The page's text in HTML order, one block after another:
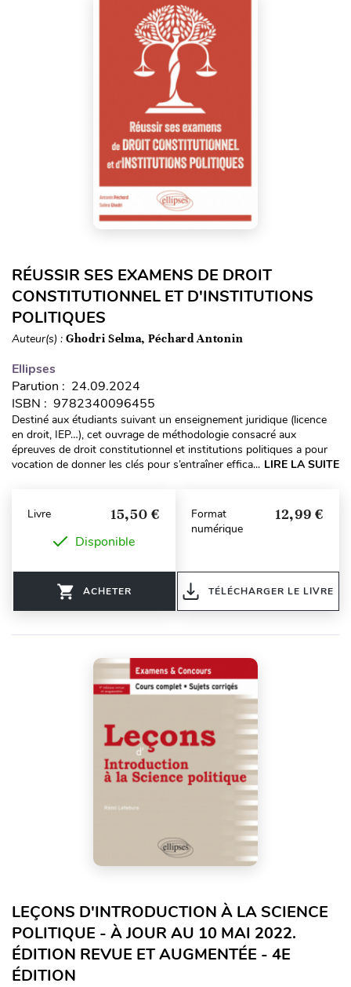
RÉUSSIR SES EXAMENS DE DROIT
CONSTITUTIONNEL ET D'INSTITUTIONS
POLITIQUES
Auteur(s) : Ghodri Selma, Péchard Antonin
Ellipses
Parution : 24.09.2024
ISBN : 9782340096455
Destiné aux étudiants suivant un enseignement juridique (licence
en droit, IEP…), cet ouvrage de méthodologie consacré aux
épreuves de droit constitutionnel et institutions politiques a pour
vocation de donner les clés pour s’entraîner effica... LIRE LA SUITE
Livre 15,50 €
Disponible
ACHETER
Format
numérique
12,99 €
TÉLÉCHARGER LE LIVRE
LEÇONS D'INTRODUCTION À LA SCIENCE
POLITIQUE - À JOUR AU 10 MAI 2022.
ÉDITION REVUE ET AUGMENTÉE - 4E
ÉDITION